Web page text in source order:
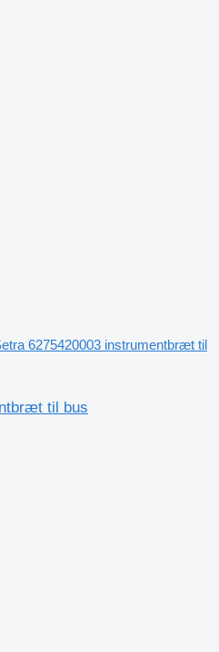
6275420003 instrumentbræt til
til bus